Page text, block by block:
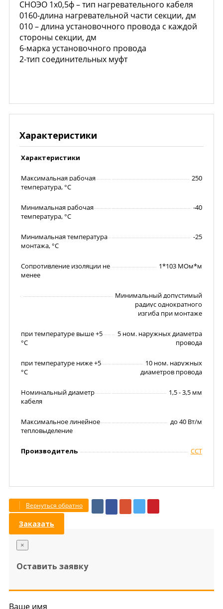
СНОЭО 1х0,5ф – тип нагревательного кабеля
0160-длина нагревательной части секции, дм
010 – длина установочного провода с каждой
стороны секции, дм
6-марка установочного провода
2-тип соединительных муфт
Характеристики
Характеристики
Максимальная рабочая
температура, °С
250
Минимальная рабочая
температура, °С
-40
Минимальная температура
монтажа, °С
-25
Сопротивление изоляции не
менее
1*103 МОм*м
Минимальный допустимый
радиус однократного
изгиба при монтаже
при температуре выше +5
°С
5 ном. наружных диаметра
провода
при температуре ниже +5
°С
10 ном. наружных
диаметров провода
Номинальный диаметр
кабеля
1,5 - 3,5 мм
Максимальное линейное
тепловыделение
до 40 Вт/м
Производитель ССТ
Вернуться обратно
Заказать
×
Оставить заявку
Ваше имя